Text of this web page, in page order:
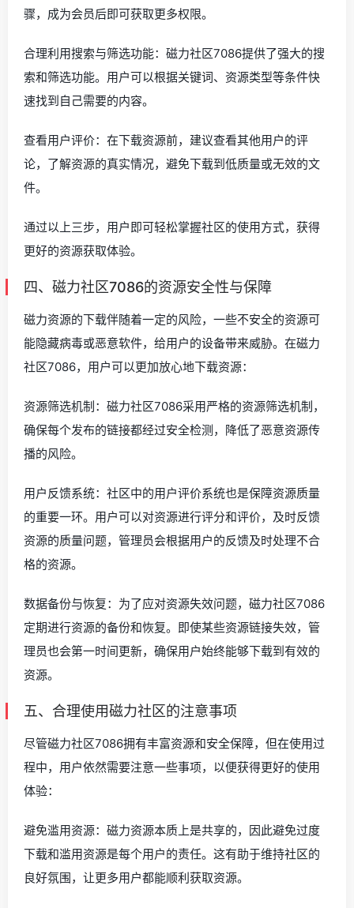
骤，成为会员后即可获取更多权限。
合理利用搜索与筛选功能：磁力社区7086提供了强大的搜
索和筛选功能。用户可以根据关键词、资源类型等条件快
速找到自己需要的内容。
查看用户评价：在下载资源前，建议查看其他用户的评
论，了解资源的真实情况，避免下载到低质量或无效的文
件。
通过以上三步，用户即可轻松掌握社区的使用方式，获得
更好的资源获取体验。
四、磁力社区7086的资源安全性与保障
磁力资源的下载伴随着一定的风险，一些不安全的资源可
能隐藏病毒或恶意软件，给用户的设备带来威胁。在磁力
社区7086，用户可以更加放心地下载资源：
资源筛选机制：磁力社区7086采用严格的资源筛选机制，
确保每个发布的链接都经过安全检测，降低了恶意资源传
播的风险。
用户反馈系统：社区中的用户评价系统也是保障资源质量
的重要一环。用户可以对资源进行评分和评价，及时反馈
资源的质量问题，管理员会根据用户的反馈及时处理不合
格的资源。
数据备份与恢复：为了应对资源失效问题，磁力社区7086
定期进行资源的备份和恢复。即使某些资源链接失效，管
理员也会第一时间更新，确保用户始终能够下载到有效的
资源。
五、合理使用磁力社区的注意事项
尽管磁力社区7086拥有丰富资源和安全保障，但在使用过
程中，用户依然需要注意一些事项，以便获得更好的使用
体验：
避免滥用资源：磁力资源本质上是共享的，因此避免过度
下载和滥用资源是每个用户的责任。这有助于维持社区的
良好氛围，让更多用户都能顺利获取资源。